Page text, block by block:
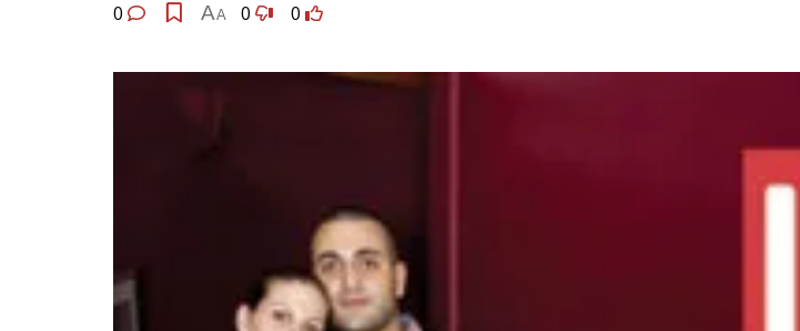
0
0
A
A